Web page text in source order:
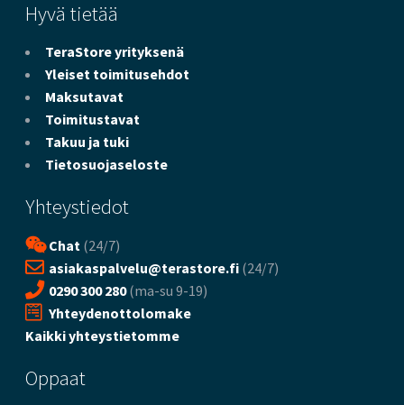
Hyvä tietää
TeraStore yrityksenä
Yleiset toimitusehdot
Maksutavat
Toimitustavat
Takuu ja tuki
Tietosuojaseloste
Yhteystiedot
Chat (24/7)
asiakaspalvelu@terastore.fi (24/7)
0290 300 280(ma-su 9-19)
Yhteydenottolomake
Kaikki yhteystietomme
Oppaat